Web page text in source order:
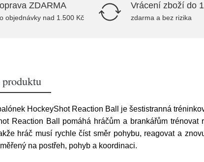
ZDARMA
objednávky nad 1.500 Kč
Vrácení zboží do
zdarma a bez rizika
produktu
HockeyShot Reaction Ball je šestistranná
Reaction Ball pomáhá hráčům a brankářům
hráč musí rychle číst směr pohybu, reagovat a
na postřeh, pohyb a koordinaci.